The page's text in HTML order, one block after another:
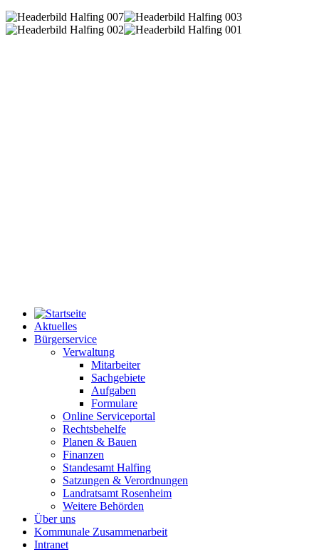
Aktuelles
Bürgerservice
Verwaltung
Mitarbeiter
Sachgebiete
Aufgaben
Formulare
Online Serviceportal
Rechtsbehelfe
Planen & Bauen
Finanzen
Standesamt Halfing
Satzungen & Verordnungen
Landratsamt Rosenheim
Weitere Behörden
Über uns
Kommunale Zusammenarbeit
Intranet